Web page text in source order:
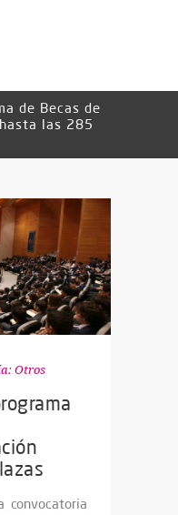
de Becas de
las 285
Otros
convocatoria